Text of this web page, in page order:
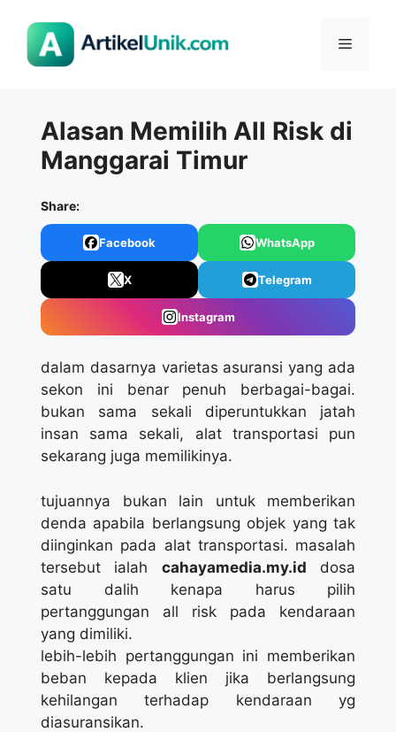
Menu
Alasan Memilih All Risk di
Manggarai Timur
Share:
Facebook WhatsApp
X Telegram
Instagram
dalam dasarnya varietas asuransi yang ada
sekon ini benar penuh berbagai-bagai.
bukan sama sekali diperuntukkan jatah
insan sama sekali, alat transportasi pun
sekarang juga memilikinya.
tujuannya bukan lain untuk memberikan
denda apabila berlangsung objek yang tak
diinginkan pada alat transportasi. masalah
tersebut ialah cahayamedia.my.id dosa
satu dalih kenapa harus pilih
pertanggungan all risk pada kendaraan
yang dimiliki.
lebih-lebih pertanggungan ini memberikan
beban kepada klien jika berlangsung
kehilangan terhadap kendaraan yg
diasuransikan.